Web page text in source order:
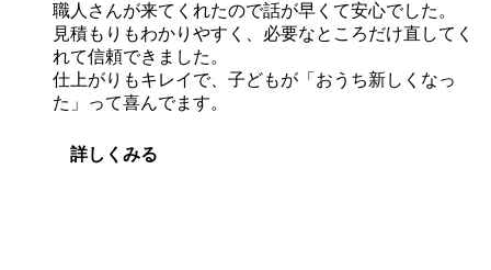
職人さんが来てくれたので話が早くて安心でした。
見積もりもわかりやすく、必要なところだけ直してく
れて信頼できました。
仕上がりもキレイで、子どもが「おうち新しくなっ
た」って喜んでます。
詳しくみる